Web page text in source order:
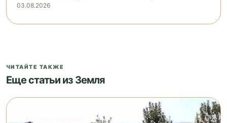
03.08.2026
ЧИТАЙТЕ ТАКЖЕ
Еще статьи из Земля